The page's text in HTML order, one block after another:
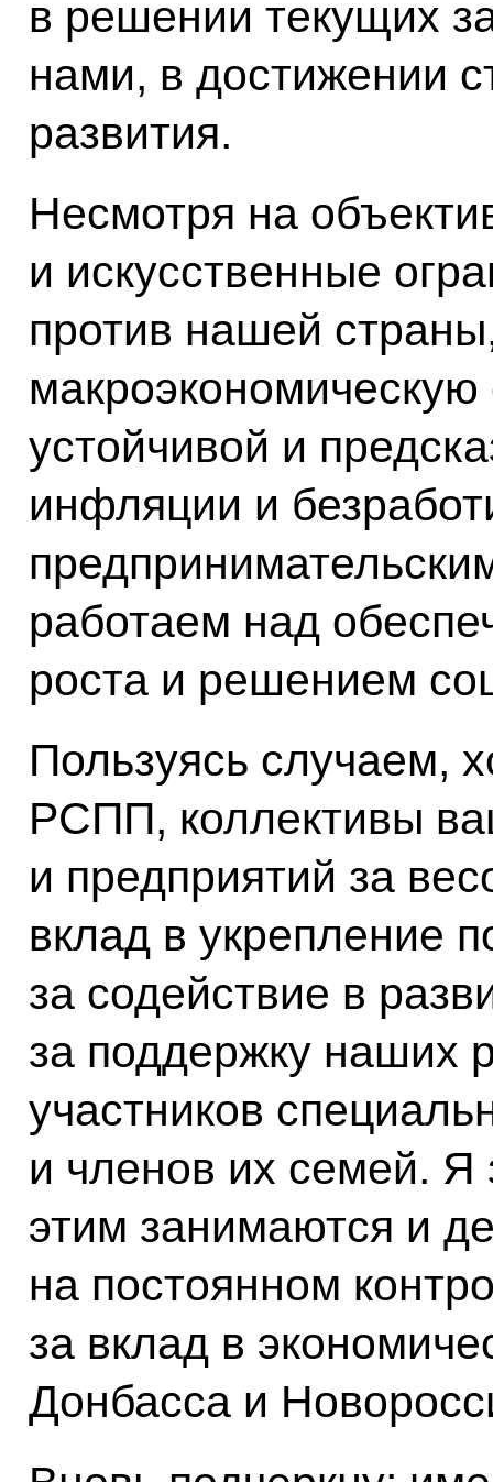
в решении текущих
нами, в достижении
развития.
Несмотря на
и искусственные
против нашей
макроэкономическую
устойчивой и
инфляции и
работаем над
роста и решением
Пользуясь случаем,
РСПП, коллективы
и предприятий за
вклад в укрепление
за содействие в
за поддержку наших
участников
и членов их семей. Я
этим занимаются и
на постоянном
за вклад в
Донбасса и